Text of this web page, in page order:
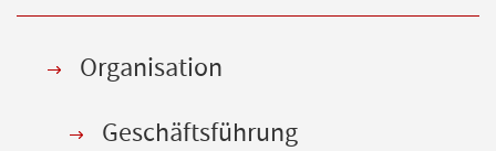
Organisation
Geschäftsführung